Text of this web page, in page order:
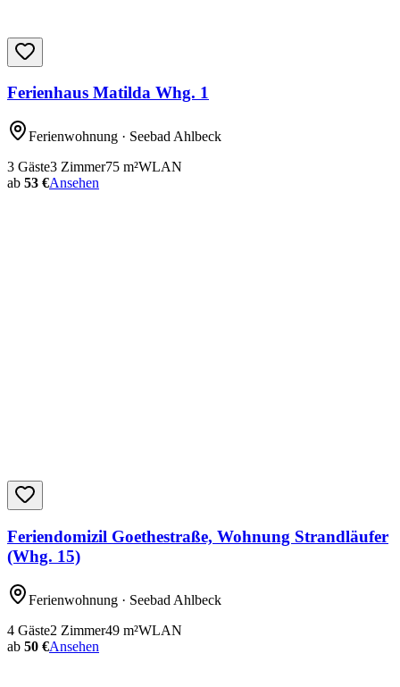
Ferienhaus Matilda Whg. 1
Ferienwohnung · Seebad Ahlbeck
3 Gäste3 Zimmer75 m²WLAN
ab 53 €Ansehen
Feriendomizil Goethestraße, Wohnung Strandläufer
(Whg. 15)
Ferienwohnung · Seebad Ahlbeck
4 Gäste2 Zimmer49 m²WLAN
ab 50 €Ansehen